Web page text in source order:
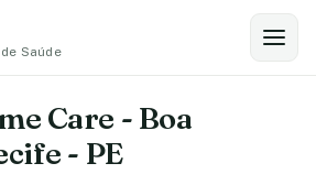
Saúde
Care - Boa
- PE